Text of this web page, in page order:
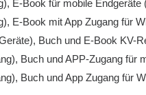
E-Book für mobile Endgeräte
E-Book mit App Zugang für
Buch und E-Book KV-
Buch und APP-Zugang für
Buch und App Zugang für